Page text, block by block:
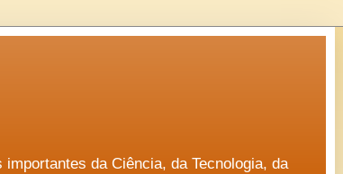
da Ciência, da Tecnologia, da